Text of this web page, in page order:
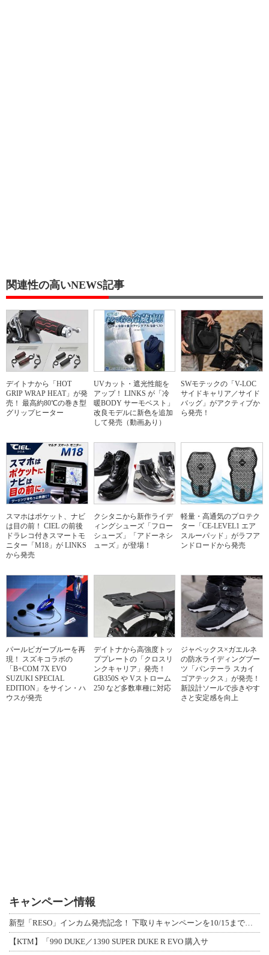
関連性の高いNEWS記事
デイトナから「HOT
GRIP WRAP HEAT」が発
売！ 最高約80℃の巻き型
グリップヒーター
UVカット・遮光性能を
アップ！ LINKS が「冷
暖BODY サーモベスト」
改良モデルに新色を追加
して発売（動画あり）
SWモテックの「V-LOC
サイドキャリア／サイド
バッグ」がアクティブか
ら発売！
スマホはポケット、ナビ
は目の前！ CIEL の前後
ドラレコ付きスマートモ
ニター「M18」が LINKS
から発売
クシタニから新作ライデ
ィングシューズ「フロー
シューズ」「アドーネシ
ューズ」が登場！
軽量・高通気のプロテク
ター「CE-LEVEL1 エア
スルーパッド」がラフア
ンドロードから発売
パールビガーブルーを再
現！ スズキコラボの
「B+COM 7X EVO
SUZUKI SPECIAL
EDITION」をサイン・ハ
ウスが発売
デイトナから高強度トッ
ププレートの「クロスリ
ンクキャリア」発売！
GB350S や Vストローム
250 など多数車種に対応
ジャペックス×ガエルネ
の防水ライディングブー
ツ「パンテーラ スカイ
ゴアテックス」が発売！
新設計ソールで歩きやす
さと安定感を向上
キャンペーン情報
【KTM】「990 DUKE／1390 SUPER DUKE R EVO 購入サ